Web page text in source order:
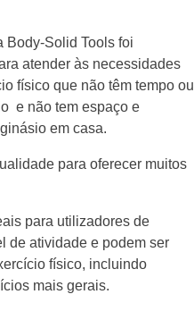
Body-Solid Tools foi
atender às necessidades
físico que não têm tempo ou
e não tem espaço e
em casa.
para oferecer muitos
para utilizadores de
de atividade e podem ser
físico, incluindo
mais gerais.